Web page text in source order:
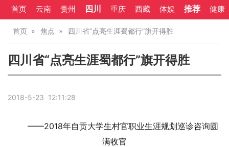
首页 云南 贵州 四川 重庆 西藏 体娱 推荐 健康
首页 焦点 四川省“点亮生涯蜀都行”旗开得胜
四川省“点亮生涯蜀都行”旗开得胜
2018-5-23 12:11:28
——2018年自贡大学生村官职业生涯规划巡诊咨询圆
满收官